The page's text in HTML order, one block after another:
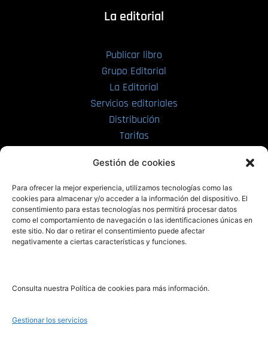
Gestión de cookies
Para ofrecer la mejor experiencia, utilizamos tecnologías como las
cookies para almacenar y/o acceder a la información del dispositivo. El
consentimiento para estas tecnologías nos permitirá procesar datos
como el comportamiento de navegación o las identificaciones únicas en
este sitio. No dar o retirar el consentimiento puede afectar
negativamente a ciertas características y funciones.
Consulta nuestra Política de cookies para más información.
Gestionar los servicios
La editorial
Publicar libro
Grupo Editorial
La Editorial
Servicios editoriales
Distribución
Tarifas
PRL | Films
PRL | Play
PRL | LAB
Noticias